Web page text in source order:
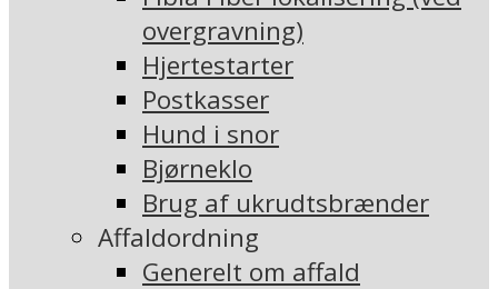
overgravning)
Hjertestarter
Postkasser
Hund i snor
Bjørneklo
Brug af ukrudtsbrænder
Affaldordning
Generelt om affald